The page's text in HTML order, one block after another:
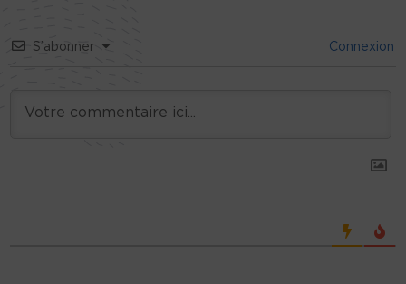
S’abonner Connexion